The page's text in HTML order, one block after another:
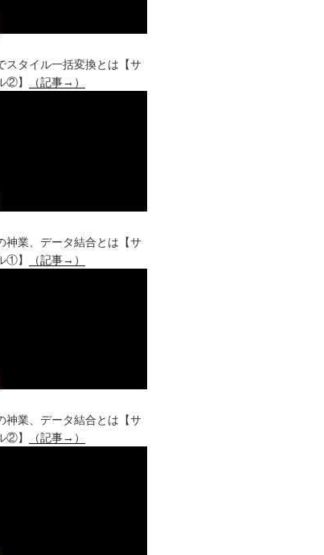
スタイル一括変換とは【サ
②】
（記事→）
神業、データ結合とは【サ
①】
（記事→）
神業、データ結合とは【サ
②】
（記事→）